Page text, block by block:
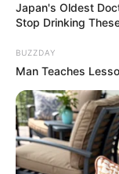
ΤΑΥΤΟΤΗΤΑ
Japan's Oldest
Stop Drinking
BUZZDAY
Man Teaches